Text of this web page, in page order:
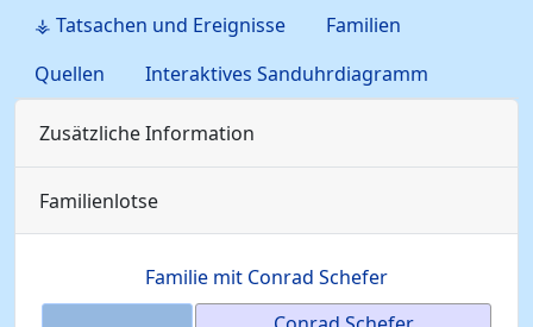
⚶ Tatsachen und Ereignisse
Familien
Quellen
Interaktives Sanduhrdiagramm
Zusätzliche Information
Familienlotse
Familie mit Conrad Schefer